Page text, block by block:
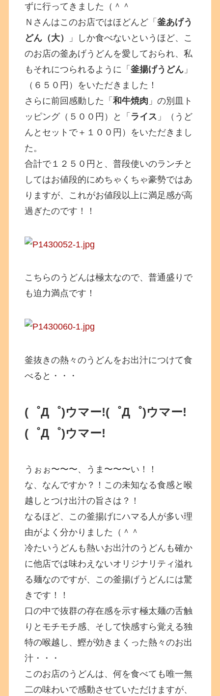
ずに行ってきました（＾＾
Ｎさんはこのお店ではほどんど「釜あげう
どん（大）
」しか食べないというほど、こ
のお店の釜あげうどんを愛しておられ、私
もそれにつられるように「釜揚げうどん 」
（６５０円）をいただきました！
さらに前回感動した「和牛焼肉 」の別皿ト
ッピング（５００円）と「 ライス 」（うど
んとセットで＋１００円）をいただきまし
た。
合計で１２５０円と、普段使いのランチと
してはお値段的にめちゃくちゃ豪勢ではあ
りますが、これがお値段以上に満足感が高
過ぎたのです！！
こちらのうどんは極太なので、普通盛りで
も迫力満点です！
釜抜きの熱々のうどんをお出汁につけて食
べると・・・
(゜Д゜)ウマー!(゜Д゜)ウマー!
(゜Д゜)ウマー!
うぉぉ〜〜〜、うま〜〜〜い！！
な、なんですか？！この未知なる食感と喉
越しとつけ出汁の旨さは？！
なるほど、この釜揚げにハマる人が多い理
由がよく分かりました（＾＾
冷たいうどんも熱いお出汁のうどんも確か
に他店では味わえないオリジナリティ溢れ
る麺なのですが、この釜揚げうどんには驚
きです！！
口の中で抜群の存在感を示す極太麺の舌触
りとモチモチ感、そして快感すら覚える独
特の喉越し、鰹が効きまくった熱々のお出
汁・・・
このお店のうどんは、何を食べても唯一無
二の味わいで感動させていただけますが、